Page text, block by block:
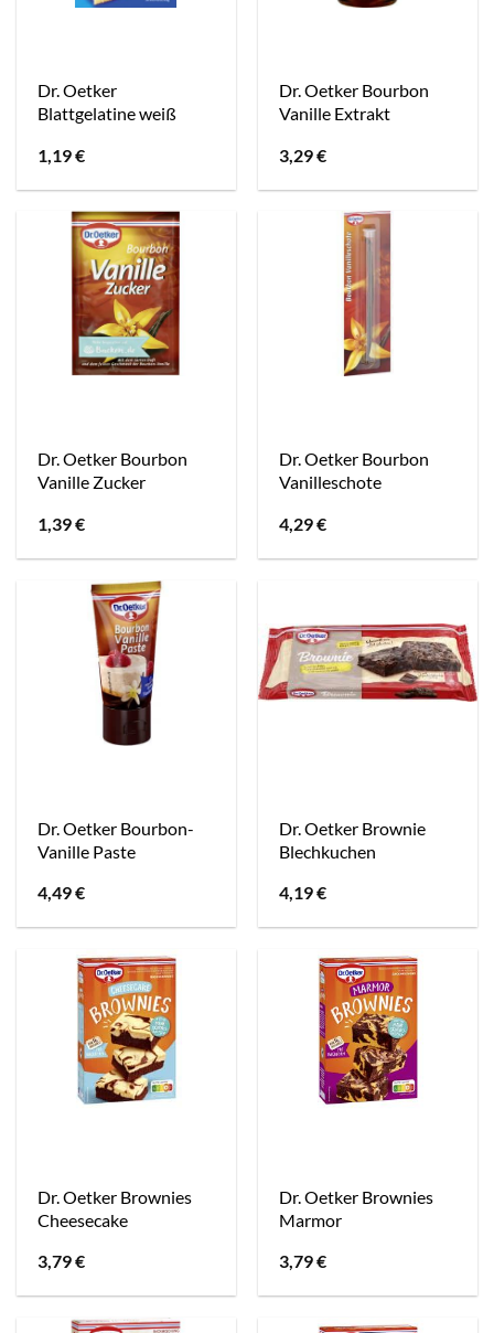
Dr. Oetker
Blattgelatine weiß
1,19€
Dr. Oetker Bourbon
Vanille Extrakt
3,29€
Dr. Oetker Bourbon
Vanille Zucker
1,39€
Dr. Oetker Bourbon
Vanilleschote
4,29€
Dr. Oetker Bourbon-
Vanille Paste
4,49€
Dr. Oetker Brownie
Blechkuchen
4,19€
Dr. Oetker Brownies
Cheesecake
3,79€
Dr. Oetker Brownies
Marmor
3,79€